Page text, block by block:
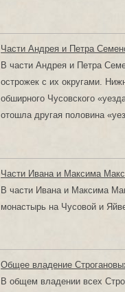
Части Андрея и Петра
В части Андрея и Петра
острожек с их округами.
обширного Чусовского
отошла другая половина
Части Ивана и Максима
В части Ивана и Максима
монастырь на Чусовой и
Общее владение
В общем владении всех